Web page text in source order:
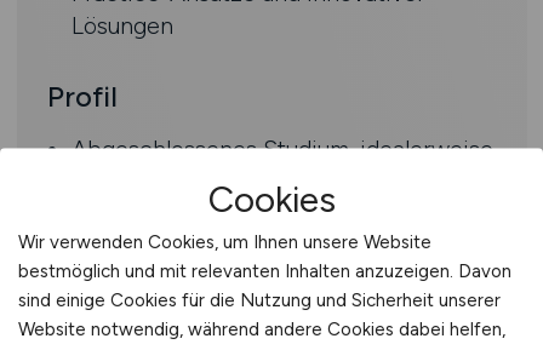
Lösungen
Profil
Abgeschlossenes Studium, idealerweise
Wirtschaftsingenieurwesen mit
Schwerpunkt Logistik, oder
vergleichbare Qualifikation
Erfahrung als SAP Inhouse Consultant
im Bereich Supply Chain Management
Cookies
Wir verwenden Cookies, um Ihnen unsere Website
bestmöglich und mit relevanten Inhalten anzuzeigen. Davon
sind einige Cookies für die Nutzung und Sicherheit unserer
Website notwendig, während andere Cookies dabei helfen,